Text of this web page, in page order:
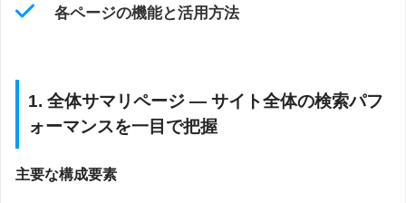
各ページの機能と活用方法
1. 全体サマリページ — サイト全体の検索パフ
ォーマンスを一目で把握
主要な構成要素